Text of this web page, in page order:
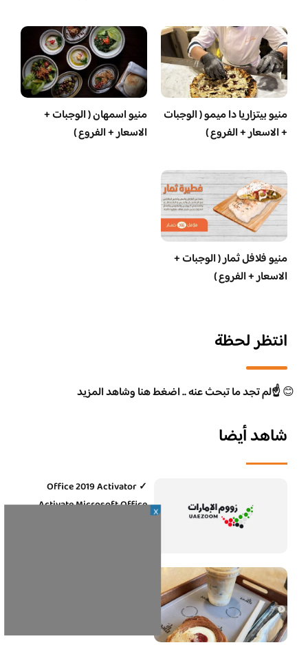
منيو بيتزاريا دا ميمو ( الوجبات
+ الاسعار + الفروع )
منيو اسمهان ( الوجبات +
الاسعار + الفروع )
منيو فلافل ثمار ( الوجبات +
الاسعار + الفروع )
انتظر لحظة
😊☝️لم تجد ما تبحث عنه .. اضغط هنا وشاهد المزيد
شاهد أيضا
Office 2019 Activator ✓
Activate Microsoft Office X